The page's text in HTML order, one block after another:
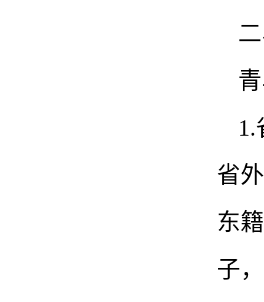
省
东
子